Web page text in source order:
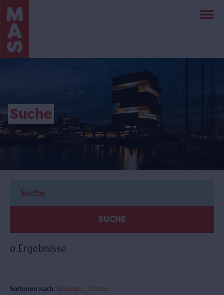
Direkt
zum
Inhalt
Suche
SUCHE
0 Ergebnisse
Sortieren nach: Relevanz Datum